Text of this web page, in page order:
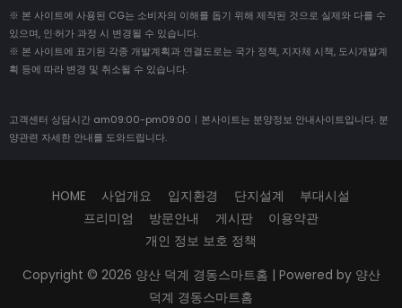
※ 본 사이트에 사용된 CG는 소비자의 이해를 돕기 위해 제작된 것으로 실제와 다를 수
있으며, 인·허가 과정 시 변경될 수 있습니다.
※ 본 사이트에 표기된 각종 개발계획과 연결도로는 국가 정책, 지자체 시책, 도시개발계
획 등에 따라 변경 및 취소될 수 있습니다.
고객센터 상담시간 am09:00-pm09:00ㅣ본사이트는 분양정보 안내사이트입니다. 분
양관련 자세한 안내를 도와드립니다.
HOME 사업개요 입지환경 단지설계
부대시설
프리미엄
방문안내 게시판
이용약관
개인 정보 보호 정책
Copyright © 2026 양산 덕계 경동스마트홈 | Powered by 양산
덕계 경동스마트홈